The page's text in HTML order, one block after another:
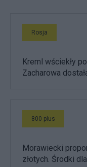
Rosja
Kreml wściekły
Zacharowa
800 plus
Morawiecki
złotych. Środki